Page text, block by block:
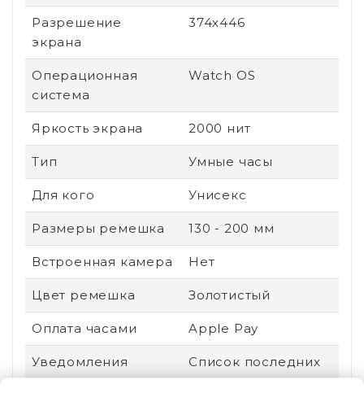
Разрешение
экрана
374x446
Операционная
система
Watch OS
Яркость экрана 2000 нит
Тип Умные часы
Для кого Унисекс
Размеры ремешка 130 - 200 мм
Встроенная камера Нет
Цвет ремешка Золотистый
Оплата часами Apple Pay
Уведомления
Список последних
звонков,